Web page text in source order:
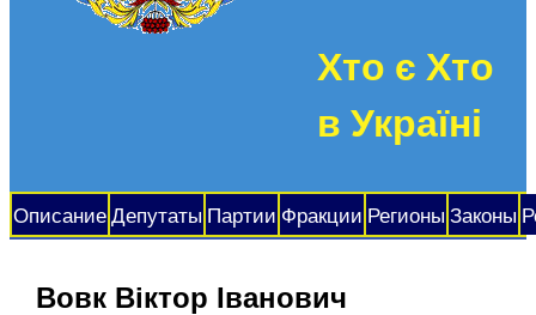
Хто є Хто
в Україні
Описание Депутаты Партии Фракции Регионы Законы
Вовк Віктор Іванович